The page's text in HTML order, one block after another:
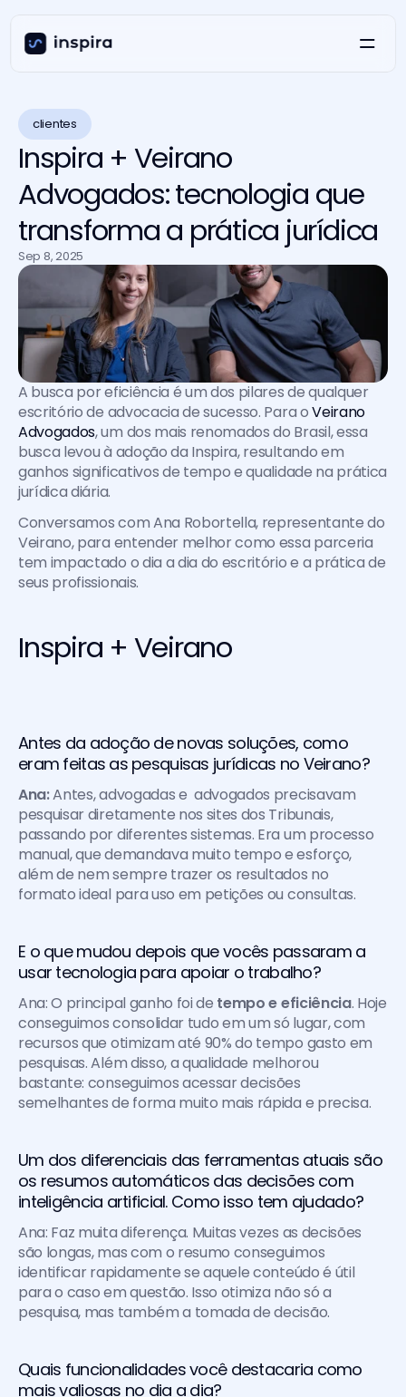
clientes
Inspira + Veirano
Advogados: tecnologia que
transforma a prática jurídica
Sep 8, 2025
A busca por eficiência é um dos pilares de qualquer
escritório de advocacia de sucesso. Para o Veirano
Advogados, um dos mais renomados do Brasil, essa
busca levou à adoção da Inspira, resultando em
ganhos significativos de tempo e qualidade na prática
jurídica diária.
Conversamos com Ana Robortella, representante do
Veirano, para entender melhor como essa parceria
tem impactado o dia a dia do escritório e a prática de
seus profissionais.
Inspira + Veirano
Antes da adoção de novas soluções, como
eram feitas as pesquisas jurídicas no Veirano?
Ana: Antes, advogadas e  advogados precisavam
pesquisar diretamente nos sites dos Tribunais,
passando por diferentes sistemas. Era um processo
manual, que demandava muito tempo e esforço,
além de nem sempre trazer os resultados no
formato ideal para uso em petições ou consultas.
E o que mudou depois que vocês passaram a
usar tecnologia para apoiar o trabalho?
Ana: O principal ganho foi de tempo e eficiência. Hoje
conseguimos consolidar tudo em um só lugar, com
recursos que otimizam até 90% do tempo gasto em
pesquisas. Além disso, a qualidade melhorou
bastante: conseguimos acessar decisões
semelhantes de forma muito mais rápida e precisa.
Um dos diferenciais das ferramentas atuais são
os resumos automáticos das decisões com
inteligência artificial. Como isso tem ajudado?
Ana: Faz muita diferença. Muitas vezes as decisões
são longas, mas com o resumo conseguimos
identificar rapidamente se aquele conteúdo é útil
para o caso em questão. Isso otimiza não só a
pesquisa, mas também a tomada de decisão.
Quais funcionalidades você destacaria como
mais valiosas no dia a dia?